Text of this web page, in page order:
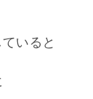
いると